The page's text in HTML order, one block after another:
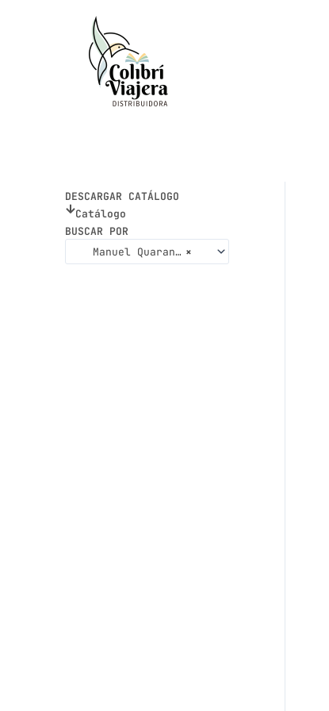
DESCARGAR CATÁLOGO
Catálogo
BUSCAR POR
×
Manuel Quaranta